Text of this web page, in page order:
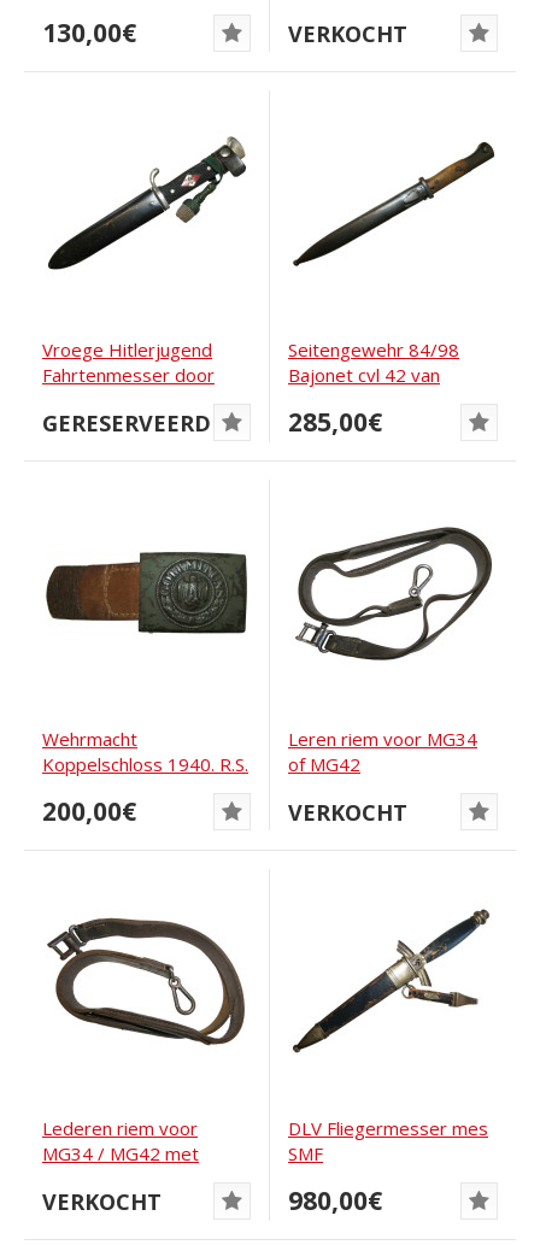
130,00€ VERKOCHT
Vroege Hitlerjugend
Fahrtenmesser door
GERESERVEERD
Seitengewehr 84/98
Bajonet cvl 42 van
Kirschbaum...
285,00€
Wehrmacht
Koppelschloss 1940. R.S.
200,00€
Leren riem voor MG34
of MG42
VERKOCHT
Lederen riem voor
MG34 / MG42 met
Waffenamt-markeringen
VERKOCHT
DLV Fliegermesser mes
SMF
980,00€